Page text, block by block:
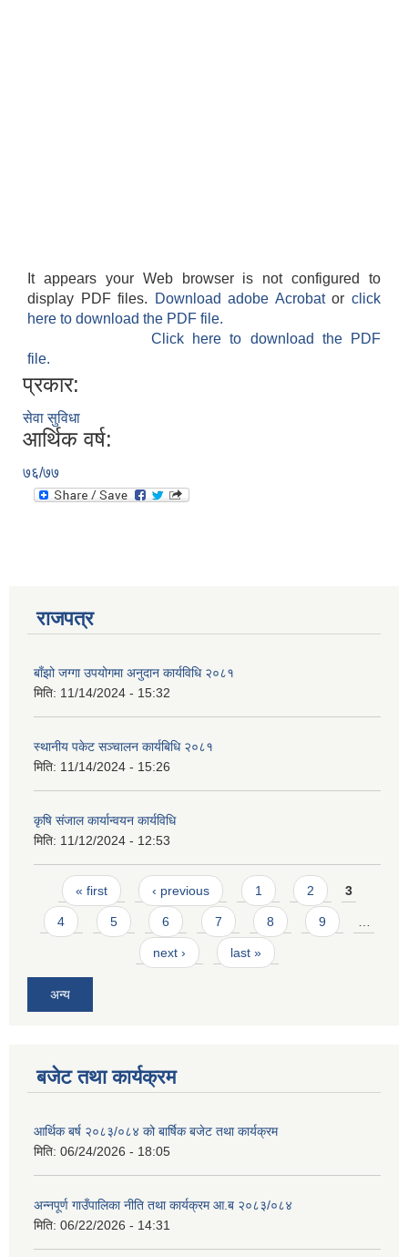
It appears your Web browser is not configured to
display PDF files.
Download adobe Acrobatorclick
here to download the PDF file.
Click here to download the PDF
file.
प्रकार:
सेवा सुविधा
आर्थिक वर्ष:
७६/७७
राजपत्र
बाँझो जग्गा उपयोगमा अनुदान कार्यविधि २०८१
मिति: 11/14/2024 - 15:32
स्थानीय पकेट सञ्चालन कार्यबिधि २०८१
मिति: 11/14/2024 - 15:26
कृषि संजाल कार्यान्वयन कार्यविधि
मिति: 11/12/2024 - 12:53
Pages
« first ‹ previous 1 2 3
4 5 6 7 8 9
next › last »
अन्य
बजेट तथा कार्यक्रम
आर्थिक बर्ष २०८३/०८४ को बार्षिक बजेट तथा कार्यक्रम
मिति: 06/24/2026 - 18:05
अन्नपूर्ण गाउँपालिका नीति तथा कार्यक्रम आ.ब २०८३/०८४
मिति: 06/22/2026 - 14:31